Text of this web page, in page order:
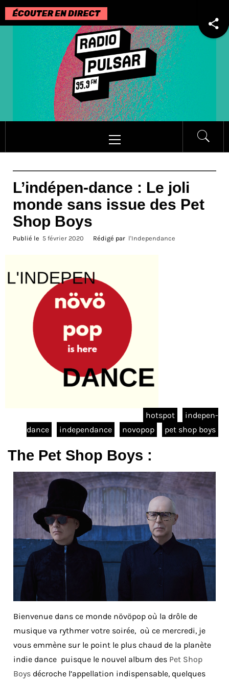
Passer
au
contenu
principal
L’indépen-dance : Le joli
monde sans issue des Pet
Shop Boys
Publié le 5 février 2020 Rédigé par l'Independance
hotspot
indepen-
dance
independance novopop pet shop boys
The Pet Shop Boys :
Bienvenue dans ce monde növöpop où la drôle de
musique va rythmer votre soirée, où ce mercredi, je
vous emmène sur le point le plus chaud de la planète
indie dance puisque le nouvel album des Pet Shop
Boys décroche l’appellation indispensable, quelques